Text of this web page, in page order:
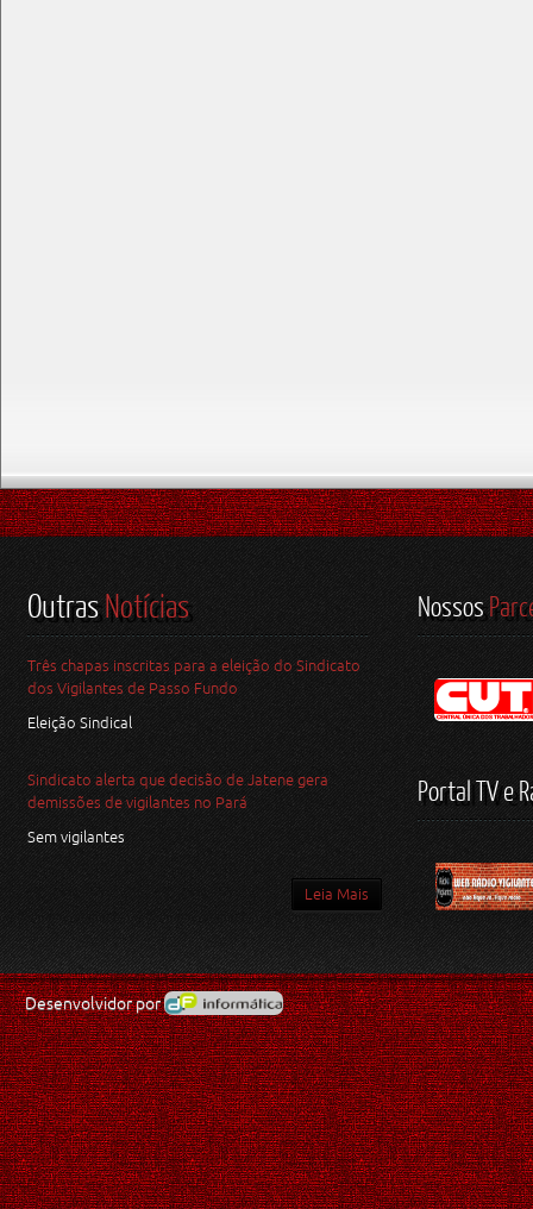
OutrasNotícias
Três chapas inscritas para a eleição do Sindicato
dos Vigilantes de Passo Fundo
Eleição Sindical
Sindicato alerta que decisão de Jatene gera
demissões de vigilantes no Pará
Sem vigilantes
Leia Mais
Nossos
Portal TV e
Desenvolvidor por